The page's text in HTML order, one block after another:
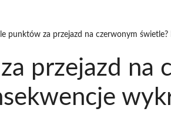
Ile punktów za przejazd na czerwonym
przejazd na